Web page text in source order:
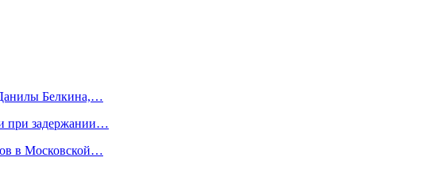
Белкина,…
при задержании…
в Московской…